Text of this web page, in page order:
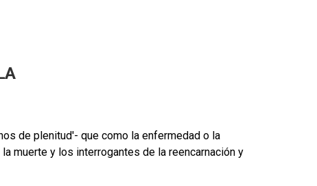
de plenitud'- que como la enfermedad o la
muerte y los interrogantes de la reencarnación y